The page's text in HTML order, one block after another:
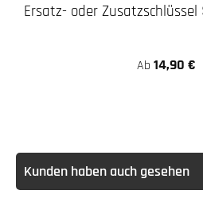
Ersatz- oder Zusatzschlüssel
Ab 14,90 €
Kunden haben auch gesehen